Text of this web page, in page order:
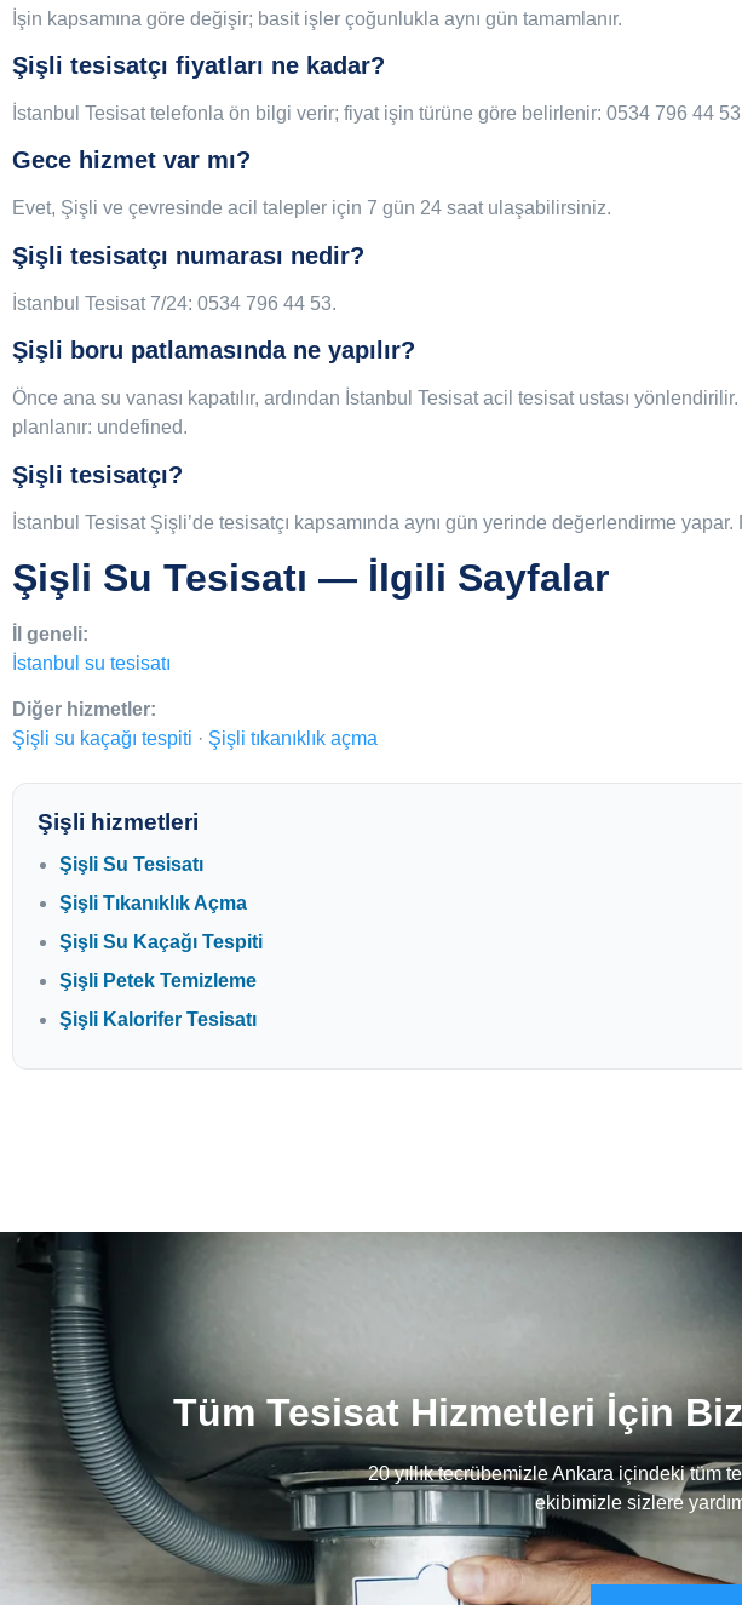
İşin kapsamına göre değişir; basit işler çoğunlukla aynı gün tamamlanır.
Şişli tesisatçı fiyatları ne kadar?
İstanbul Tesisat telefonla ön bilgi verir; fiyat işin türüne göre belirlenir: 0534 796 44
Gece hizmet var mı?
Evet, Şişli ve çevresinde acil talepler için 7 gün 24 saat ulaşabilirsiniz.
Şişli tesisatçı numarası nedir?
İstanbul Tesisat 7/24: 0534 796 44 53.
Şişli boru patlamasında ne yapılır?
Önce ana su vanası kapatılır, ardından İstanbul Tesisat acil tesisat ustası
planlanır: undefined.
Şişli tesisatçı?
İstanbul Tesisat Şişli’de tesisatçı kapsamında aynı gün yerinde değerlendirme
Şişli Su Tesisatı — İlgili Sayfalar
İl geneli:
İstanbul su tesisatı
Diğer hizmetler:
Şişli su kaçağı tespiti · Şişli tıkanıklık açma
Şişli hizmetleri
Şişli Su Tesisatı
Şişli Tıkanıklık Açma
Şişli Su Kaçağı Tespiti
Şişli Petek Temizleme
Şişli Kalorifer Tesisatı
Tüm Tesisat Hizmetleri İçin
20 yıllık tecrübemizle Ankara içindeki tüm
ekibimizle sizlere